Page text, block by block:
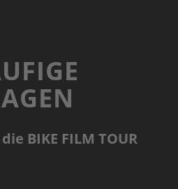
BIKE FILM TOUR